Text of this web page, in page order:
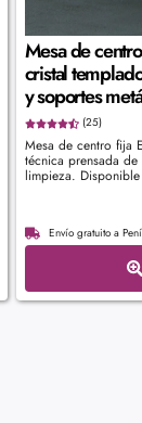
Mesa de
cristal
y soportes
(25)
Mesa de centro fija
técnica prensada
limpieza.
Envío gratuito a